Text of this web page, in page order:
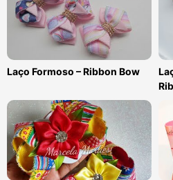
Laço Formoso – Ribbon Bow